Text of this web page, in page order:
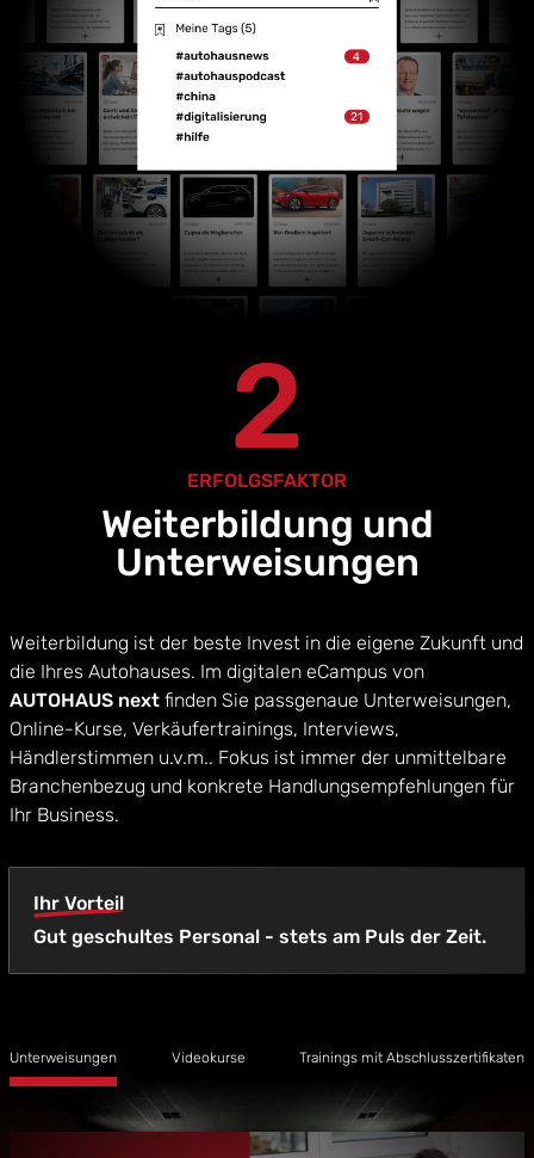
2
ERFOLGSFAKTOR
Weiterbildung und
Unterweisungen
Weiterbildung ist der beste Invest in die eigene Zukunft und
die Ihres Autohauses. Im digitalen eCampus von
AUTOHAUS next finden Sie passgenaue Unterweisungen,
Online-Kurse, Verkäufertrainings, Interviews,
Händlerstimmen u.v.m.. Fokus ist immer der unmittelbare
Branchenbezug und konkrete Handlungsempfehlungen für
Ihr Business.
Ihr Vorteil
Gut geschultes Personal - stets am Puls der Zeit.
Unterweisungen Videokurse Trainings mit Abschlusszertifikaten